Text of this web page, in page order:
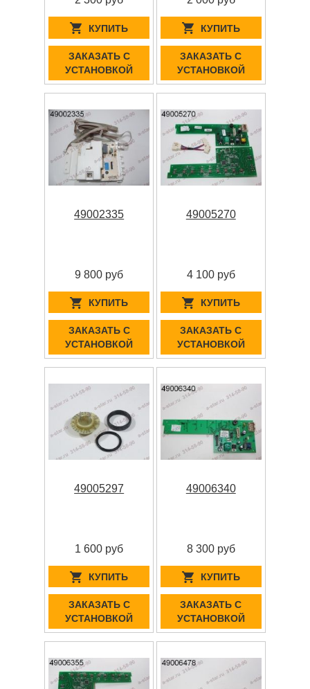
КУПИТЬ
ЗАКАЗАТЬ С
УСТАНОВКОЙ
КУПИТЬ
ЗАКАЗАТЬ С
УСТАНОВКОЙ
49002335
9 800 руб
КУПИТЬ
ЗАКАЗАТЬ С
УСТАНОВКОЙ
49005270
4 100 руб
КУПИТЬ
ЗАКАЗАТЬ С
УСТАНОВКОЙ
49005297
1 600 руб
КУПИТЬ
ЗАКАЗАТЬ С
УСТАНОВКОЙ
49006340
8 300 руб
КУПИТЬ
ЗАКАЗАТЬ С
УСТАНОВКОЙ